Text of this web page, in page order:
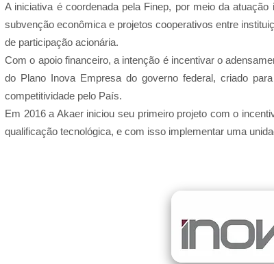
A iniciativa é coordenada pela Finep, por meio da
subvenção econômica e projetos cooperativos entre
de participação acionária.
Com o apoio financeiro, a intenção é incentivar o
do Plano Inova Empresa do governo federal, criado para
competitividade pelo País.
Em 2016 a Akaer iniciou seu primeiro projeto com o
qualificação tecnológica, e com isso implementar uma